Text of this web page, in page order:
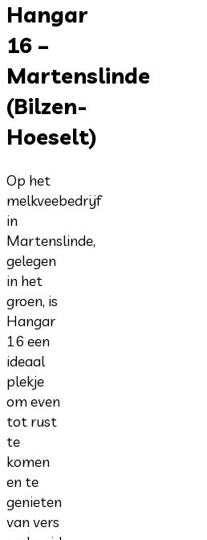
Hangar
16 –
Martenslinde
(Bilzen-
Hoeselt)
Op het
melkveebedrijf
in
Martenslinde,
gelegen
in het
groen, is
Hangar
16 een
ideaal
plekje
om even
tot rust
te
komen
en te
genieten
van vers